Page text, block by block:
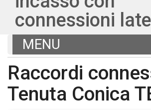
connessioni
MENU
Documentazione
Altri prodotti della
Raccordi
Tenuta Conica